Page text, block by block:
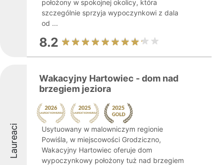
położony w spokojnej okolicy, która
szczególnie sprzyja wypoczynkowi z dala
od ...
8.2
Laureaci
Wakacyjny Hartowiec - dom nad
brzegiem jeziora
Usytuowany w malowniczym regionie
Powiśla, w miejscowości Grodziczno,
Wakacyjny Hartowiec oferuje dom
wypoczynkowy położony tuż nad brzegiem